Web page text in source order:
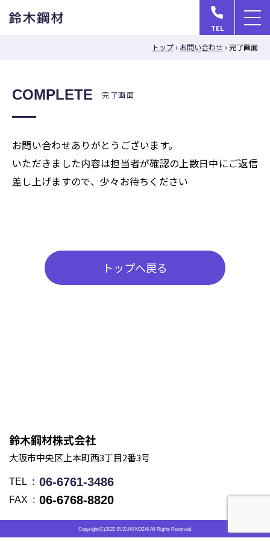
TEL
メ
ニ
ュ
トップ› お問い合わせ› 完了画面
COMPLETE 完了画面
お問い合わせありがとうございます。
いただきました内容は担当者が確認の上数日中にご返信
差し上げますので、少々お待ちください
トップへ戻る
鈴木鋼材株式会社
大阪市中央区上本町西3丁目2番3号
TEL 06-6761-3486
FAX 06-6768-8820
Copyright(C)2022 SUZUKI KOZAI All Rights Reserved.